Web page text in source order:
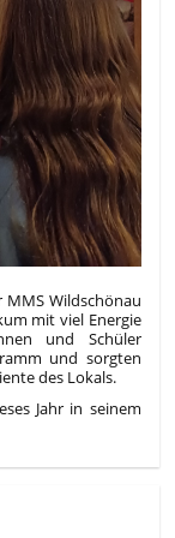
MMS Wildschönau
mit viel Energie
und Schüler
und sorgten
des Lokals.
Jahr in seinem